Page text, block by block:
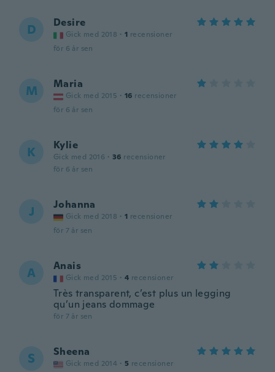
D Desire
Gick med 2018 · 1 recensioner
för 6 år sen
M Maria
Gick med 2015 · 16 recensioner
för 6 år sen
K Kylie
Gick med 2016 · 36 recensioner
för 6 år sen
J Johanna
Gick med 2018 · 1 recensioner
för 7 år sen
A Anais
Gick med 2015 · 4 recensioner
Très transparent, c’est plus un legging
qu’un jeans dommage
för 7 år sen
S Sheena
Gick med 2014 · 5 recensioner